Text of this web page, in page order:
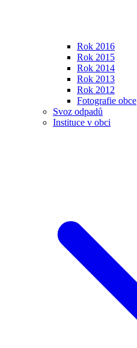
Rok 2016
Rok 2015
Rok 2014
Rok 2013
Rok 2012
Fotografie obce
Svoz odpadů
Instituce v obci